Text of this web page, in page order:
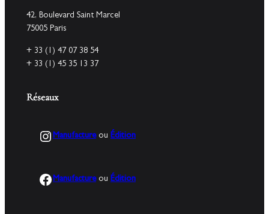
42, Boulevard Saint Marcel
75005 Paris
+ 33 (1) 47 07 38 54
+ 33 (1) 45 35 13 37
Réseaux
Instagram
Manufactureou Édition
Facebook
Manufactureou Édition